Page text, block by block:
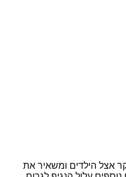
אצל הילדים ומשאיר את